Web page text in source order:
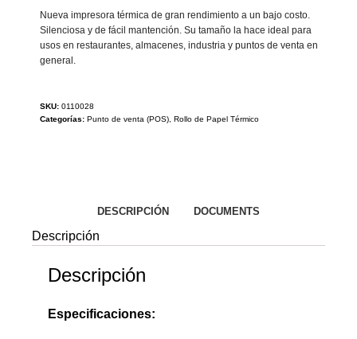
Nueva impresora térmica de gran rendimiento a un bajo costo.
Silenciosa y de fácil mantención. Su tamaño la hace ideal para
usos en restaurantes, almacenes, industria y puntos de venta en
general.
SKU: 0110028
Categorías: Punto de venta (POS) Rollo de Papel Térmico
DESCRIPCIÓN DOCUMENTS
Descripción
Descripción
Especificaciones: